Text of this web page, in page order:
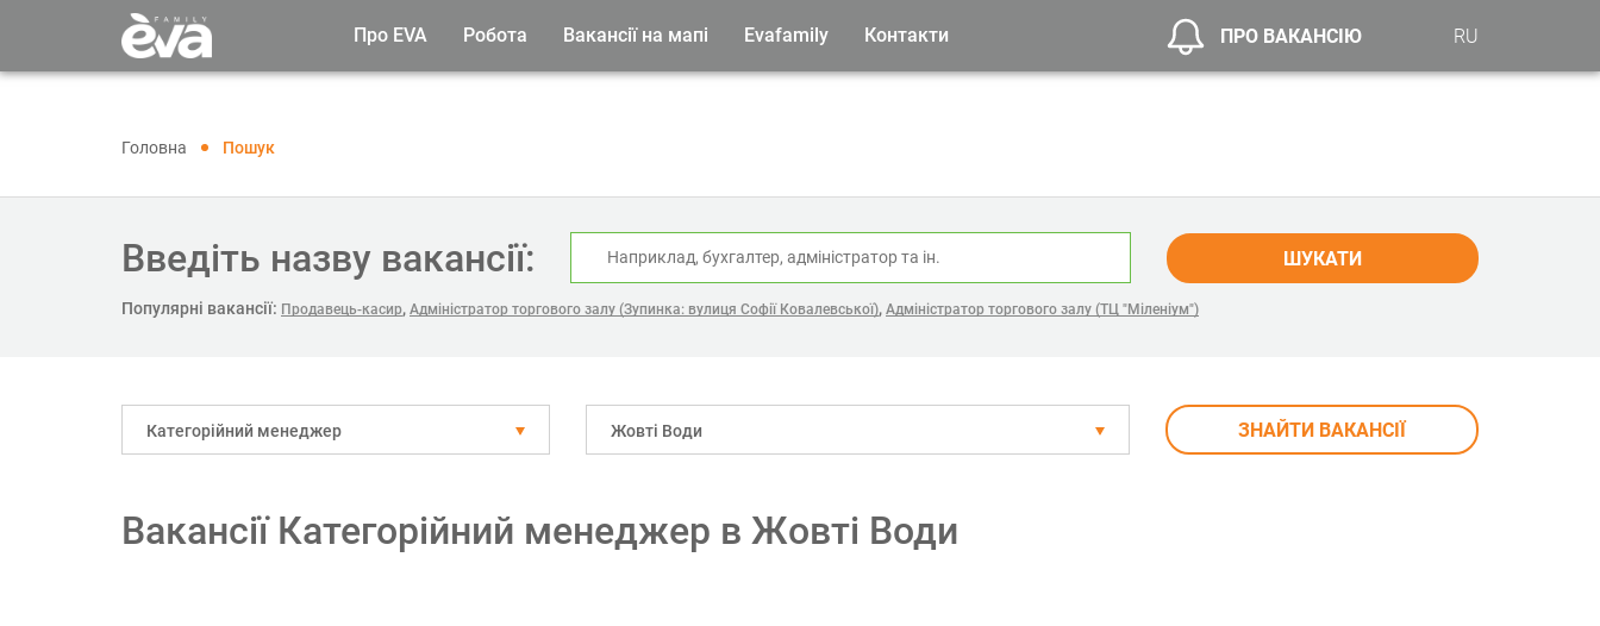
Про EVA Робота Вакансії на мапі Evafamily Контакти ПРО ВАКАНСІЮ RU
Головна Пошук
Введіть назву вакансії: ШУКАТИ
Популярні вакансії: Продавець-касир, Адміністратор торгового залу (Зупинка: вулиця Софії Ковалевської), Адміністратор торгового залу (ТЦ "Міленіум")
Категорійний менеджер Жовті Води ЗНАЙТИ ВАКАНСІЇ
Вакансії Категорійний менеджер в Жовті Води